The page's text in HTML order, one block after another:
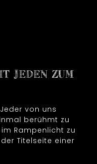
JEDEN ZUM
von uns
berühmt zu
Rampenlicht zu
Titelseite einer